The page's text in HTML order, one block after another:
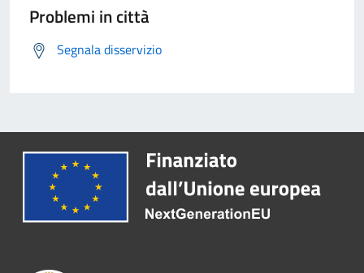
Problemi in città
Segnala disservizio